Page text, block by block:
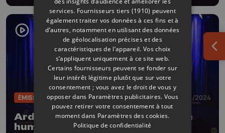
ÉMISSIONS 29/11/2024
Ardent Comedy Club #3 Spéciale
humour noir
services. Fournisseurs tiers (1910) peuvent
également traiter vos données à ces fins et à
d’autres, notamment en utilisant des données
de géolocalisation précises et des
caractéristiques de l’appareil. Vos choix
s’appliquent uniquement à ce site web.
Certains fournisseurs peuvent se fonder sur
leur intérêt légitime plutôt que sur votre
consentement ; vous avez le droit de vous y
opposer dans Paramètres publicitaires. Vous
pouvez retirer votre consentement à tout
moment dans Paramètres des cookies.
Politique de confidentialité